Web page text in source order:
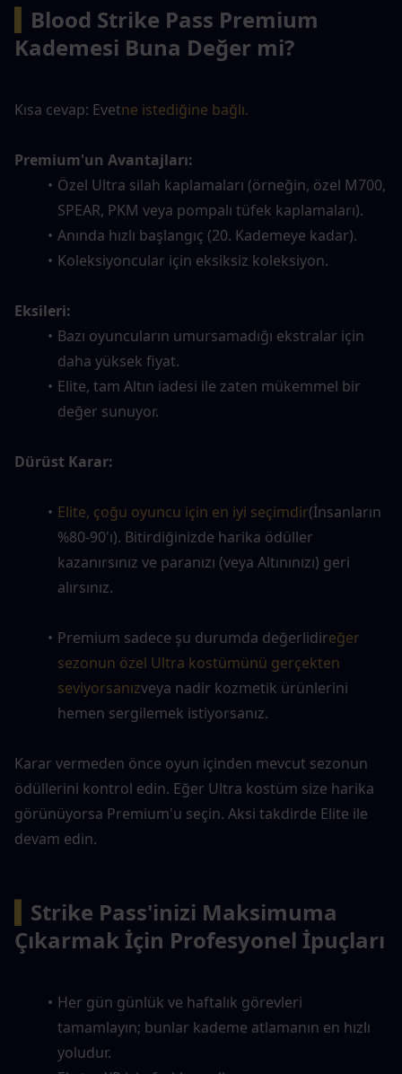
Blood Strike Pass Premium
Kademesi Buna Değer mi?
Kısa cevap: Evetne istediğine bağlı.
Premium'un Avantajları:
Özel Ultra silah kaplamaları (örneğin, özel M700,
SPEAR, PKM veya pompalı tüfek kaplamaları).
Anında hızlı başlangıç (20. Kademeye kadar).
Koleksiyoncular için eksiksiz koleksiyon.
Eksileri:
Bazı oyuncuların umursamadığı ekstralar için
daha yüksek fiyat.
Elite, tam Altın iadesi ile zaten mükemmel bir
değer sunuyor.
Dürüst Karar:
Elite, çoğu oyuncu için en iyi seçimdir(İnsanların
%80-90'ı). Bitirdiğinizde harika ödüller
kazanırsınız ve paranızı (veya Altınınızı) geri
alırsınız.
Premium sadece şu durumda değerlidireğer
sezonun özel Ultra kostümünü gerçekten
seviyorsanızveya nadir kozmetik ürünlerini
hemen sergilemek istiyorsanız.
Karar vermeden önce oyun içinden mevcut sezonun
ödüllerini kontrol edin. Eğer Ultra kostüm size harika
görünüyorsa Premium'u seçin. Aksi takdirde Elite ile
devam edin.
Strike Pass'inizi Maksimuma
Çıkarmak İçin Profesyonel İpuçları
Her gün günlük ve haftalık görevleri
tamamlayın; bunlar kademe atlamanın en hızlı
yoludur.